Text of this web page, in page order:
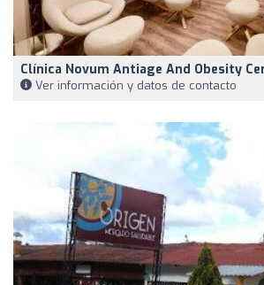
Clínica Novum Antiage And Obesity
Ver información y datos de contacto